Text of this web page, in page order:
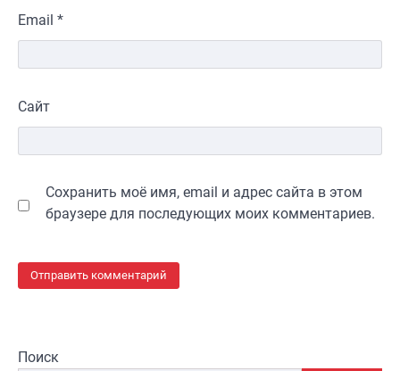
Email *
Сайт
Сохранить моё имя, email и адрес сайта в этом
браузере для последующих моих комментариев.
Поиск